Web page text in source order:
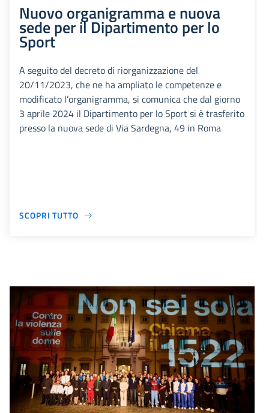
Nuovo organigramma e nuova
sede per il Dipartimento per lo
Sport
A seguito del decreto di riorganizzazione del
20/11/2023, che ne ha ampliato le competenze e
modificato l’organigramma, si comunica che dal giorno
3 aprile 2024 il Dipartimento per lo Sport si è trasferito
presso la nuova sede di Via Sardegna, 49 in Roma
SCOPRI TUTTO